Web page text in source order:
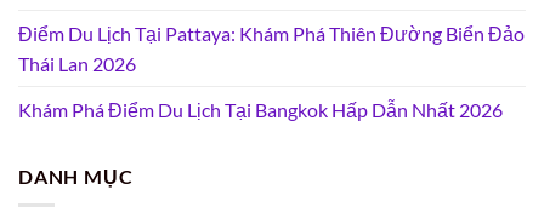
Điểm Du Lịch Tại Pattaya: Khám Phá Thiên Đường Biển Đảo
Thái Lan 2026
Khám Phá Điểm Du Lịch Tại Bangkok Hấp Dẫn Nhất 2026
DANH MỤC